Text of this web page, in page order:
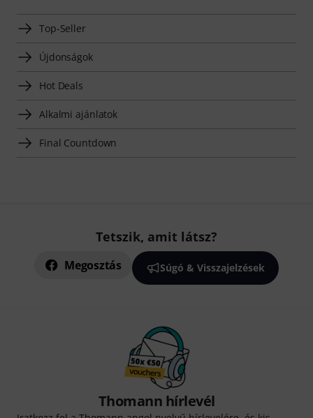
Top-Seller
Újdonságok
Hot Deals
Alkalmi ajánlatok
Final Countdown
Tetszik, amit látsz?
Megosztás Súgó & Visszajelzések
Thomann hírlevél